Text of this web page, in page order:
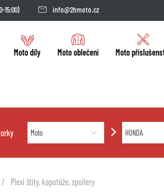
15:00) info@2hmoto.cz
Moto díly Moto oblečení Moto
Plexi štíty, kapotáže, spoilery